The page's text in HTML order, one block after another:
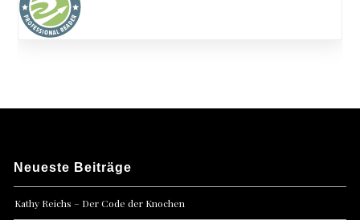
Neueste Beiträge
Kathy Reichs – Der Code der Knochen